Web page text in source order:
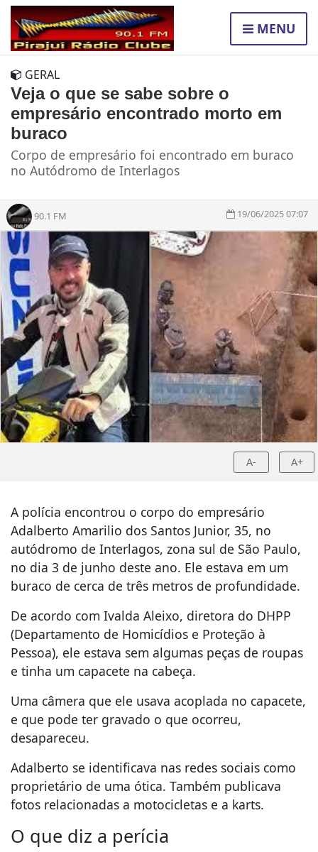
MENU
GERAL
Veja o que se sabe sobre o
empresário encontrado morto em
buraco
Corpo de empresário foi encontrado em buraco
no Autódromo de Interlagos
90.1 FM 19/06/2025 07:07
A- A+
A polícia encontrou o corpo do empresário
Adalberto Amarilio dos Santos Junior, 35, no
autódromo de Interlagos, zona sul de São Paulo,
no dia 3 de junho deste ano. Ele estava em um
buraco de cerca de três metros de profundidade.
De acordo com Ivalda Aleixo, diretora do DHPP
(Departamento de Homicídios e Proteção à
Pessoa), ele estava sem algumas peças de roupas
e tinha um capacete na cabeça.
Uma câmera que ele usava acoplada no capacete,
e que pode ter gravado o que ocorreu,
desapareceu.
Adalberto se identificava nas redes sociais como
proprietário de uma ótica. Também publicava
fotos relacionadas a motocicletas e a karts.
O que diz a perícia